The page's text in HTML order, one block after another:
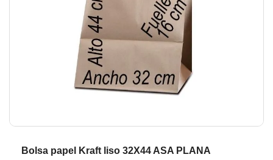
Bolsa papel Kraft liso 32X44 ASA PLANA